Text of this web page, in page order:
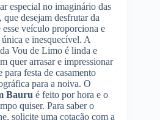
especial no imaginário das
que desejam desfrutar da
veículo proporciona e
e inesquecível. A
Vou de Limo é linda e
quer arrasar e impressionar
festa de casamento
para a noiva. O
Bauru é feito por hora e o
quiser. Para saber o
solicite uma cotação com a